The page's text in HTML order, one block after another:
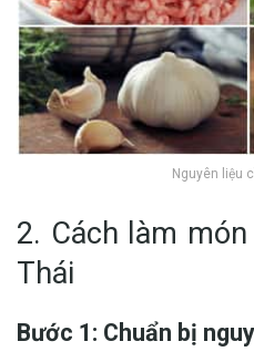
Nguyên liệu
2. Cách làm
Thái
Bước 1: Chuẩn bị